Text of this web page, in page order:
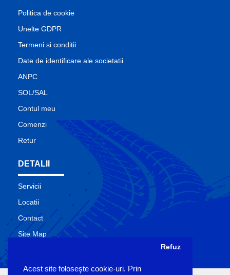
Acest site foloseşte cookie-uri. Prin
Refuz
Politica de cookie
Unelte GDPR
Termeni si conditii
Date de identificare ale societatii
ANPC
SOL/SAL
Contul meu
Comenzi
Retur
DETALII
Servicii
Locatii
Contact
Site Map